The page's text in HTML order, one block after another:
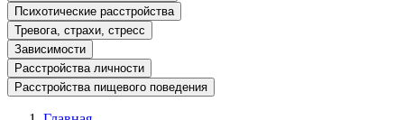
Психотические расстройства
Тревога, страхи, стресс
Зависимости
Расстройства личности
Расстройства пищевого поведения